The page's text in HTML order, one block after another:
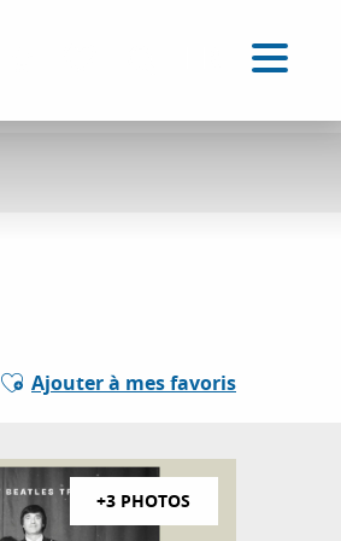
Ajouter aux favoris
Ajouter à mes favoris
+3 PHOTOS